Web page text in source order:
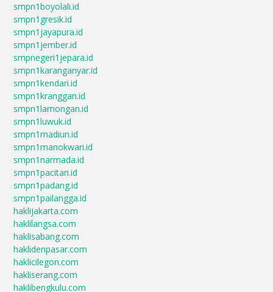
smpn1boyolali.id
smpn1gresik.id
smpn1jayapura.id
smpn1jember.id
smpnegeri1jepara.id
smpn1karanganyar.id
smpn1kendari.id
smpn1kranggan.id
smpn1lamongan.id
smpn1luwuk.id
smpn1madiun.id
smpn1manokwari.id
smpn1narmada.id
smpn1pacitan.id
smpn1padang.id
smpn1pailangga.id
haklijakarta.com
haklilangsa.com
haklisabang.com
haklidenpasar.com
haklicilegon.com
hakliserang.com
haklibengkulu.com